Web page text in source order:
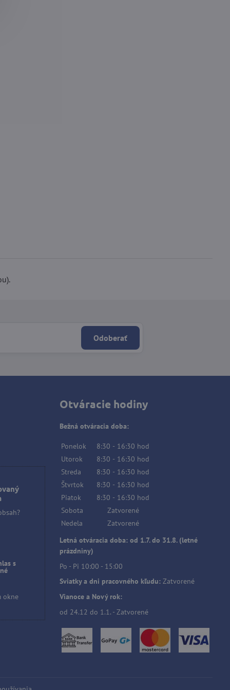
Odoberať
s
okne
Otváracie hodiny
Bežná otváracia doba:
Ponelok 8:30 - 16:30 hod
Utorok
8:30 - 16:30 hod
Streda
8:30 - 16:30 hod
Štvrtok
8:30 - 16:30 hod
Piatok
8:30 - 16:30 hod
Sobota
Zatvorené
Nedela
Zatvorené
Letná otváracia doba: od 1.7. do 31.8. (letné
prázdniny)
Po - Pi 10:00 - 15:00
Sviatky a dni pracovného kľudu: Zatvorené
Vianoce a Nový rok:
od 24.12 do 1.1. - Zatvorené